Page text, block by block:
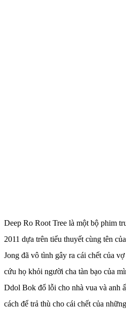
Deep Ro Root Tree là một bộ phim
2011 dựa trên tiểu thuyết cùng tên
Jong đã vô tình gây ra cái chết của
cứu họ khỏi người cha tàn bạo của
Ddol Bok đổ lỗi cho nhà vua và anh
cách để trả thù cho cái chết của